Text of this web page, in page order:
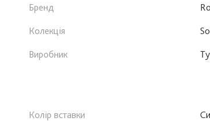
Бренд
Колекція
Виробник
Колір вставки